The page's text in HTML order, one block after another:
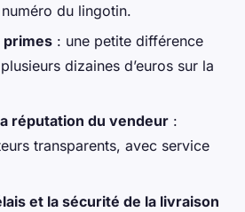
du lingotin.
primes : une petite différence
dizaines d’euros sur la
réputation du vendeur :
transparents, avec service
et la sécurité de la livraison